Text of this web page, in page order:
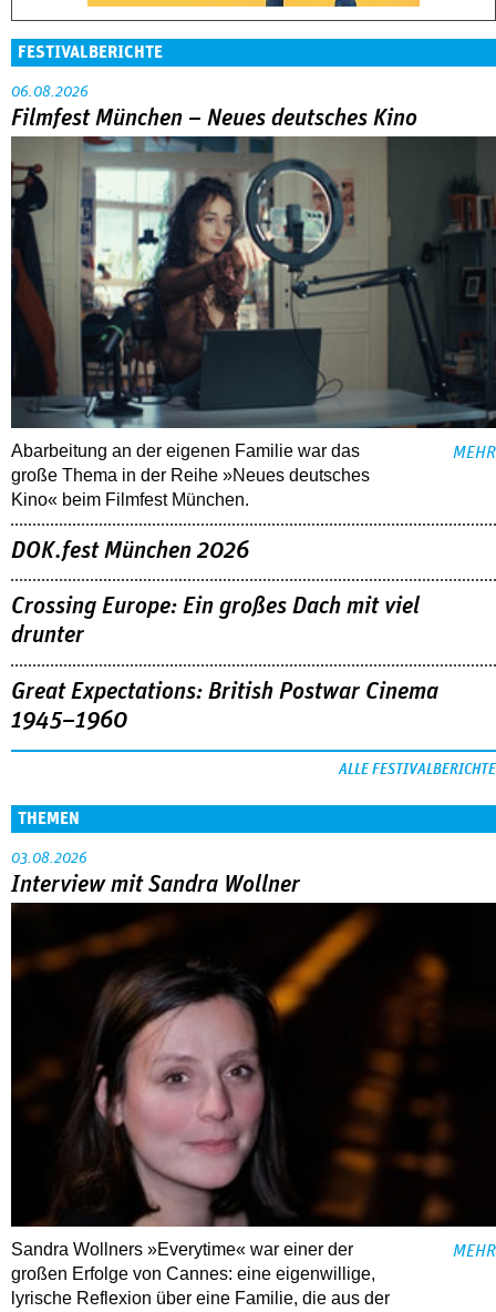
FESTIVALBERICHTE
06.08.2026
Filmfest München – Neues deutsches Kino
Abarbeitung an der eigenen Familie war das
große Thema in der Reihe »Neues deutsches
Kino« beim Filmfest München.
MEHR
DOK.fest München 2026
Crossing Europe: Ein großes Dach mit viel
drunter
Great Expectations: British Postwar Cinema
1945–1960
ALLE FESTIVALBERICHTE
THEMEN
03.08.2026
Interview mit Sandra Wollner
Sandra Wollners »Everytime« war einer der
großen Erfolge von Cannes: eine eigenwillige,
lyrische Reflexion über eine ­Familie, die aus der
MEHR